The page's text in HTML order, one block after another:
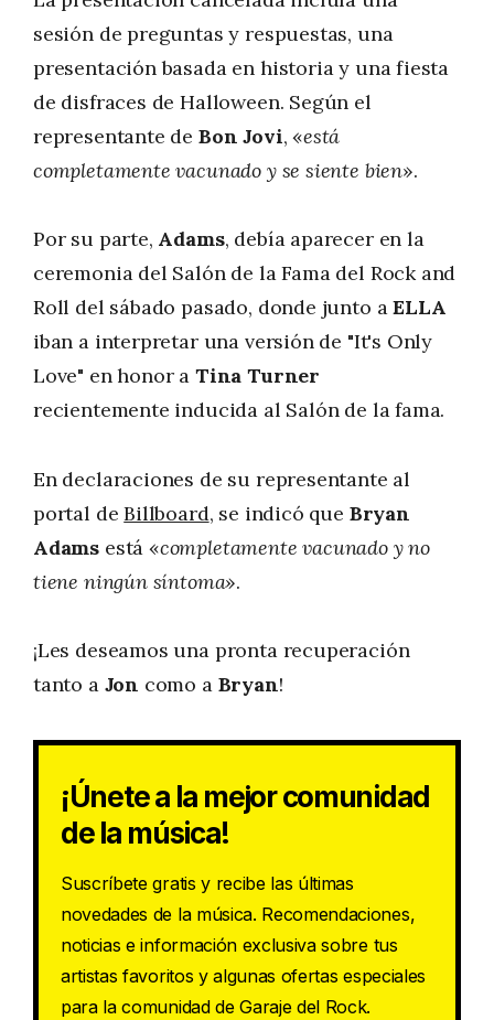
sesión de preguntas y respuestas, una
presentación basada en historia y una fiesta
de disfraces de Halloween. Según el
representante de Bon Jovi, «está
completamente vacunado y se siente bien».
Por su parte, Adams, debía aparecer en la
ceremonia del Salón de la Fama del Rock and
Roll del sábado pasado, donde junto aELLA
iban a interpretar una versión de "It's Only
Love" en honor a Tina Turner
recientemente inducida al Salón de la fama.
En declaraciones de su representante al
portal deBillboard, se indicó que Bryan
Adams está «completamente vacunado y no
tiene ningún síntoma».
¡Les deseamos una pronta recuperación
tanto a Jon como a Bryan!
¡Únete a la mejor comunidad
de la música!
Suscríbete gratis y recibe las últimas
novedades de la música. Recomendaciones,
noticias e información exclusiva sobre tus
artistas favoritos y algunas ofertas especiales
para la comunidad de Garaje del Rock.